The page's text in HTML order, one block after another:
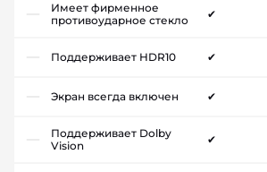
Имеет фирменное
противоударное стекло
✔
Поддерживает HDR10 ✔
Экран всегда включен ✔
Поддерживает Dolby
Vision
✔